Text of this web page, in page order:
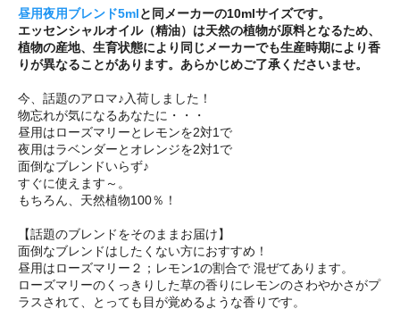
昼用夜用ブレンド5mlと同メーカーの10mlサイズです。
エッセンシャルオイル（精油）は天然の植物が原料となるため、
植物の産地、生育状態により同じメーカーでも生産時期により香
りが異なることがあります。あらかじめご了承くださいませ。
今、話題のアロマ♪入荷しました！
物忘れが気になるあなたに・・・
昼用はローズマリーとレモンを2対1で
夜用はラベンダーとオレンジを2対1で
面倒なブレンドいらず♪
すぐに使えます～。
もちろん、天然植物100％！
【話題のブレンドをそのままお届け】
面倒なブレンドはしたくない方におすすめ！
昼用はローズマリー２；レモン1の割合で 混ぜてあります。
ローズマリーのくっきりした草の香りにレモンのさわやかさがプ
ラスされて、とっても目が覚めるような香りです。